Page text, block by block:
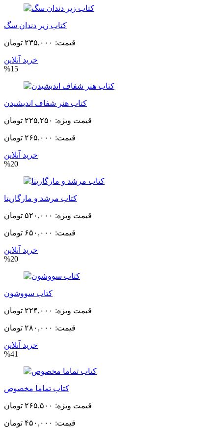
کتاب زیر دندان سگ
قیمت: ۲۳۵,۰۰۰ تومان
خرید آنلاین
%15
کتاب هنر شفاف اندیشیدن
قیمت ویژه: ۲۲۵,۲۵۰ تومان
قیمت: ۲۶۵,۰۰۰ تومان
خرید آنلاین
%20
کتاب مرشد و مارگاریتا
قیمت ویژه: ۵۲۰,۰۰۰ تومان
قیمت: ۶۵۰,۰۰۰ تومان
خرید آنلاین
%20
کتاب سووشون
قیمت ویژه: ۲۲۴,۰۰۰ تومان
قیمت: ۲۸۰,۰۰۰ تومان
خرید آنلاین
%41
کتاب تماما مخصوص
قیمت ویژه: ۲۶۵,۵۰۰ تومان
قیمت: ۴۵۰,۰۰۰ تومان